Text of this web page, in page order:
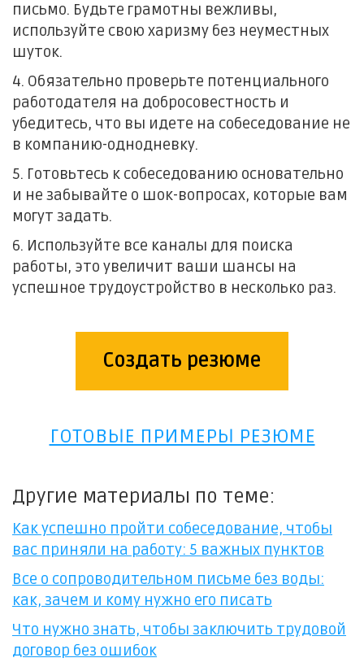
письмо. Будьте грамотны вежливы,
используйте свою харизму без неуместных
шуток.
4. Обязательно проверьте потенциального
работодателя на добросовестность и
убедитесь, что вы идете на собеседование не
в компанию-однодневку.
5. Готовьтесь к собеседованию основательно
и не забывайте о шок-вопросах, которые вам
могут задать.
6. Используйте все каналы для поиска
работы, это увеличит ваши шансы на
успешное трудоустройство в несколько раз.
Создать резюме
ГОТОВЫЕ ПРИМЕРЫ РЕЗЮМЕ
Другие материалы по теме:
Как успешно пройти собеседование, чтобы
вас приняли на работу: 5 важных пунктов
Все о сопроводительном письме без воды:
как, зачем и кому нужно его писать
Что нужно знать, чтобы заключить трудовой
договор без ошибок